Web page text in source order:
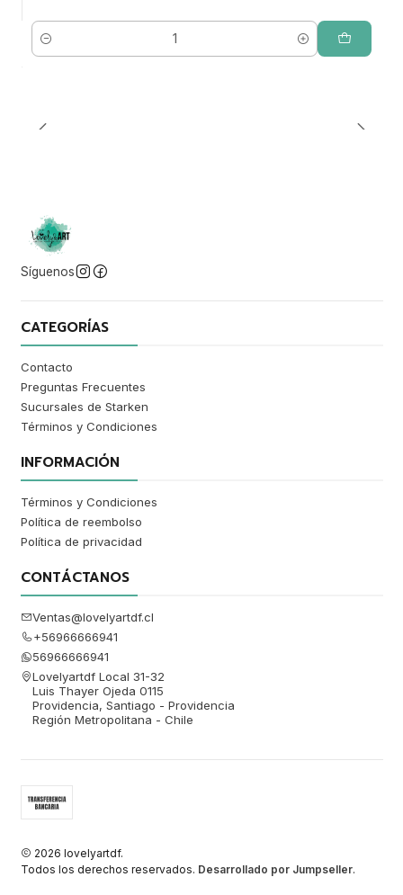
Cantidad
Síguenos
CATEGORÍAS
Contacto
Preguntas Frecuentes
Sucursales de Starken
Términos y Condiciones
INFORMACIÓN
Términos y Condiciones
Política de reembolso
Política de privacidad
CONTÁCTANOS
Ventas@lovelyartdf.cl
+56966666941
56966666941
Lovelyartdf Local 31-32
Luis Thayer Ojeda 0115
Providencia, Santiago - Providencia
Región Metropolitana - Chile
2026 lovelyartdf.
Todos los derechos reservados. Desarrollado por Jumpseller.